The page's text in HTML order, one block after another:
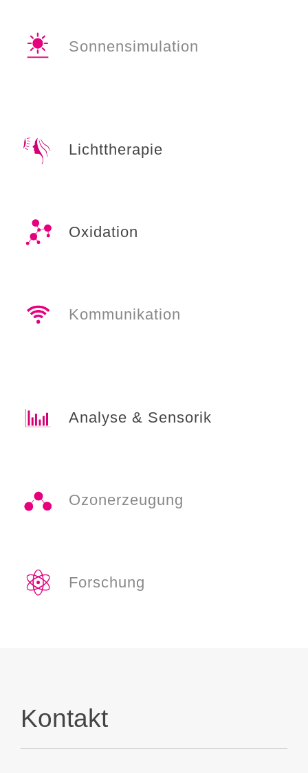
Sonnensimulation
Lichttherapie
Oxidation
Kommunikation
Analyse & Sensorik
Ozonerzeugung
Forschung
Kontakt